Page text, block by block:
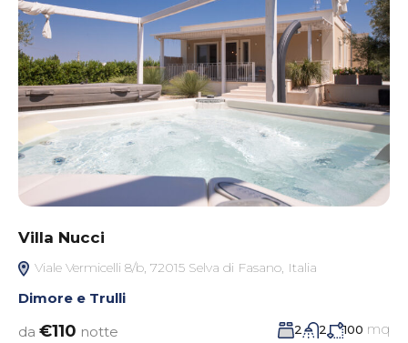
Villa Nucci
Viale Vermicelli 8/b, 72015 Selva di Fasano, Italia
Dimore e Trulli
da €110 notte 2 2 100 mq